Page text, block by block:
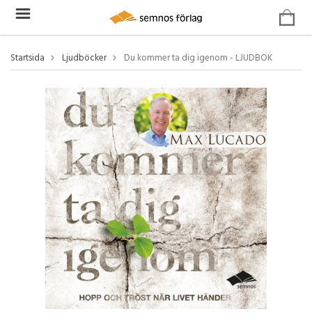
Startsida Ljudböcker Du kommer ta dig igenom - LJUDBOK